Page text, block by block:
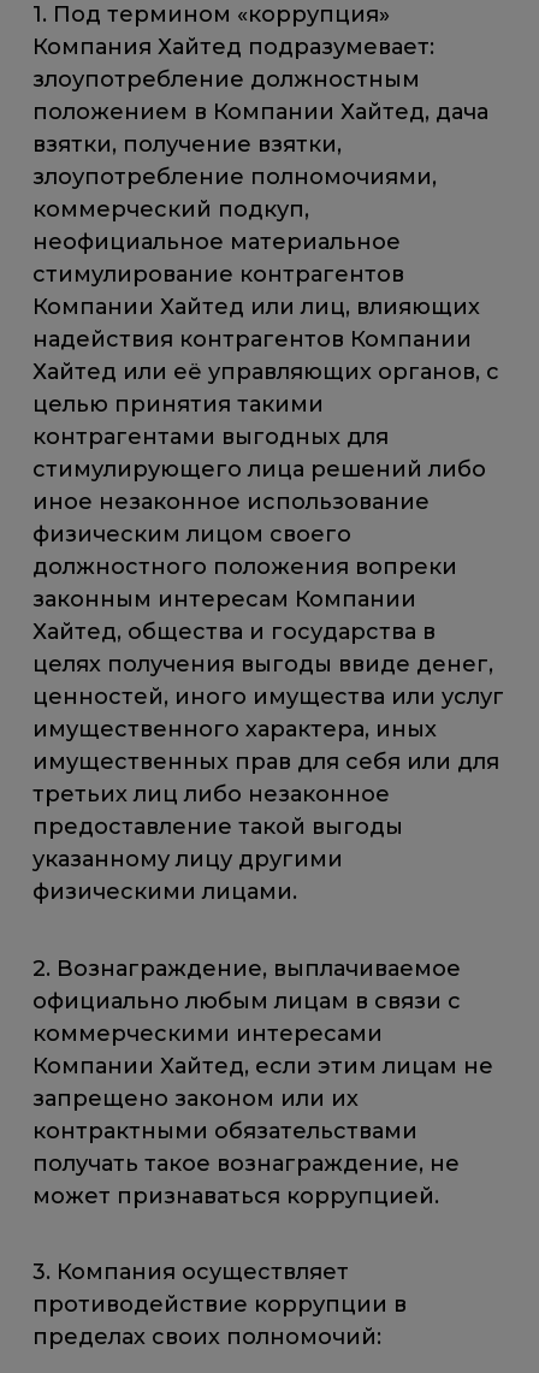
1. Под термином «коррупция»
Компания Хайтед подразумевает:
злоупотребление должностным
положением в Компании Хайтед, дача
взятки, получение взятки,
злоупотребление полномочиями,
коммерческий подкуп,
неофициальное материальное
стимулирование контрагентов
Компании Хайтед или лиц, влияющих
надействия контрагентов Компании
Хайтед или её управляющих органов, с
целью принятия такими
контрагентами выгодных для
стимулирующего лица решений либо
иное незаконное использование
физическим лицом своего
должностного положения вопреки
законным интересам Компании
Хайтед, общества и государства в
целях получения выгоды ввиде денег,
ценностей, иного имущества или услуг
имущественного характера, иных
имущественных прав для себя или для
третьих лиц либо незаконное
предоставление такой выгоды
указанному лицу другими
физическими лицами.
2. Вознаграждение, выплачиваемое
официально любым лицам в связи с
коммерческими интересами
Компании Хайтед, если этим лицам не
запрещено законом или их
контрактными обязательствами
получать такое вознаграждение, не
может признаваться коррупцией.
3. Компания осуществляет
противодействие коррупции в
пределах своих полномочий: